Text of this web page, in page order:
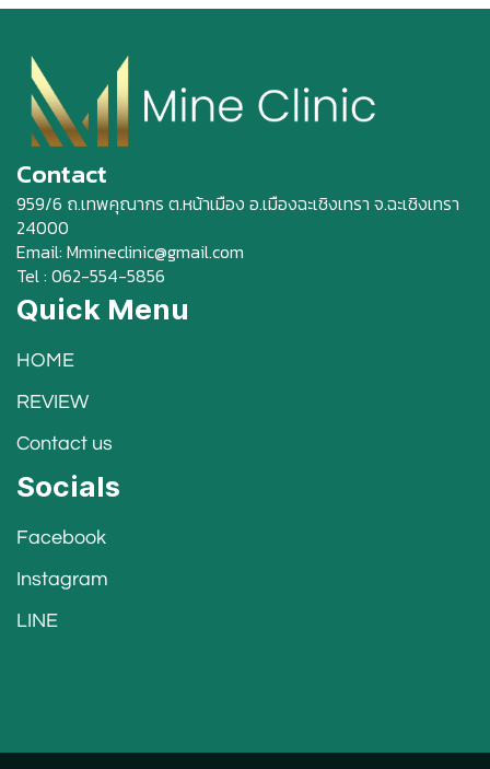
Contact
959/6 ถ.เทพคุณากร ต.หน้าเมือง อ.เมืองฉะเชิงเทรา จ.ฉะเชิงเทรา
24000
Email: Mmineclinic@gmail.com
Tel : 062-554-5856
Quick Menu
HOME
REVIEW
Contact us
Socials
Facebook
Instagram
LINE